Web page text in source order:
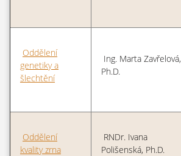
Oddělení
genetiky a
šlechtění
Ing. Marta Zavřelová,
Ph.D.
Oddělení
kvality zrna
RNDr. Ivana
Polišenská, Ph.D.